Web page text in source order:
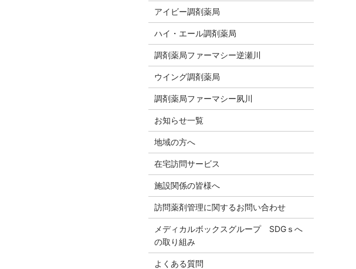
アイビー調剤薬局
ハイ・エール調剤薬局
調剤薬局ファーマシー逆瀬川
ウイング調剤薬局
調剤薬局ファーマシー夙川
お知らせ一覧
地域の方へ
在宅訪問サービス
施設関係の皆様へ
訪問薬剤管理に関するお問い合わせ
メディカルボックスグループ SDGｓへ
の取り組み
よくある質問